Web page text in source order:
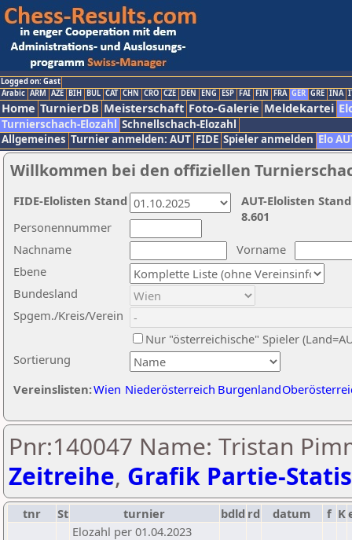
Logged on: Gast
Arabic ARM AZE BIH BUL CAT CHN CRO CZE DEN ENG ESP FAI FIN FRA GER GRE INA
Home TurnierDB Meisterschaft Foto-Galerie Meldekartei
Turnierschach-Elozahl Schnellschach-Elozahl
Allgemeines Turnier anmelden: AUT FIDE Spieler anmelden Elo
Willkommen bei den offiziellen
Nachname
Vorname
Ebene
Sortierung
Personennummer
Bundesland
Spgem./Kreis/Verein
Nur "österreichische" Spieler
Vereinslisten:Wien Niederösterreich Burgenland
AUT-Elolisten
8.601
FIDE-Elolisten Stand
Pnr:140047 Name: Tristan
Zeitreihe, Grafik Partie-
tnr St turnier bdld rd datum f K
Elozahl per 01.04.2023